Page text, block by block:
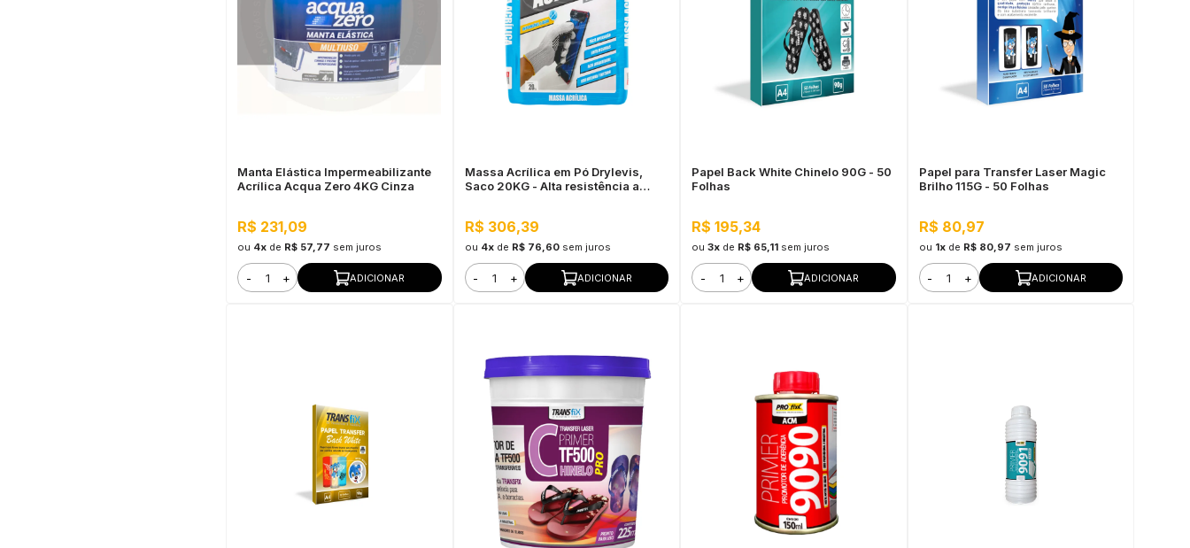
Manta Elástica Impermeabilizante
Acrílica Acqua Zero 4KG Cinza
R$ 231,09
ou 4x de R$ 57,77 sem juros
- + ADICIONAR
Massa Acrílica em Pó Drylevis,
Saco 20KG - Alta resistência a
R$ 306,39
ou 4xde R$ 76,60 sem juros
- + ADICIONAR
Papel Back White Chinelo 90G - 50
Folhas
R$ 195,34
ou 3x de R$ 65,11 sem juros
- + ADICIONAR
Papel para Transfer Laser Magic
Brilho 115G - 50 Folhas
R$ 80,97
ou 1xde R$ 80,97 sem juros
- + ADICIONAR